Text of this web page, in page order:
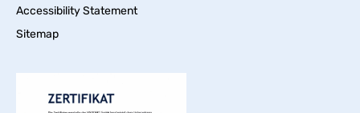
Accessibility Statement
Sitemap